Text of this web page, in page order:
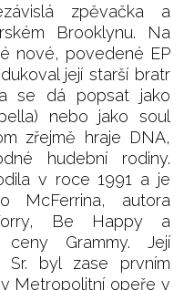
zpěvačka a
Brooklynu. Na
nové, povedené EP
její starší bratr
se dá popsat jako
nebo jako soul
zřejmě hraje DNA,
hudební rodiny.
v roce 1991 a je
McFerrina, autora
Be Happy a
ceny Grammy. Její
Sr. byl zase prvním
Metropolitní opeře v